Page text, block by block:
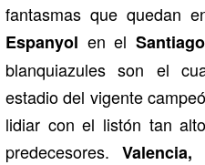
fantasmas que quedan
Espanyol en el
blanquiazules son el
estadio del vigente
lidiar con el listón tan
predecesores.